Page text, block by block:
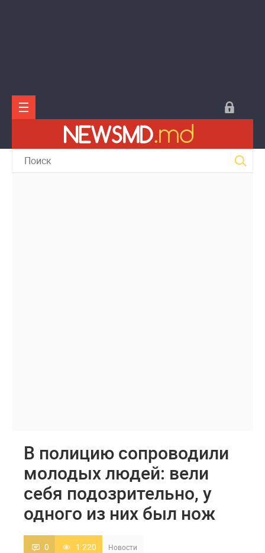
В полицию сопроводили
молодых людей: вели
себя подозрительно, у
одного из них был нож
0 1 220 Новости